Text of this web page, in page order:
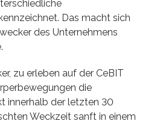
Das macht sich
des Unternehmens
zu erleben auf der CeBIT
die
innerhalb der letzten 30
Weckzeit sanft in einem